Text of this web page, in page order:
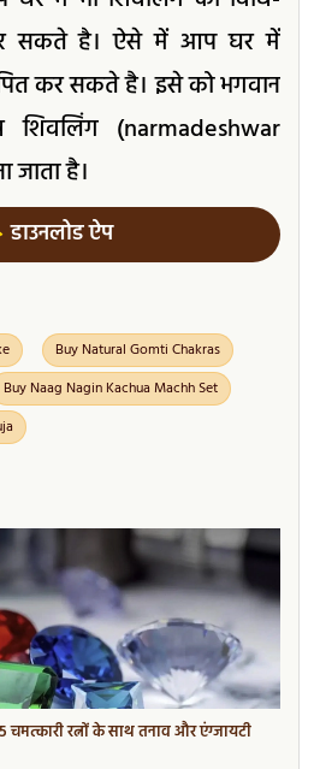
सकते है। ऐसे में आप घर में
कर सकते है। इसे को भगवान
(narmadeshwar
है।
डाउनलोड ऐप
Buy Natural Gomti Chakras
Buy Naag Nagin Kachua Machh Set
रत्नों के साथ तनाव और एंग्जायटी